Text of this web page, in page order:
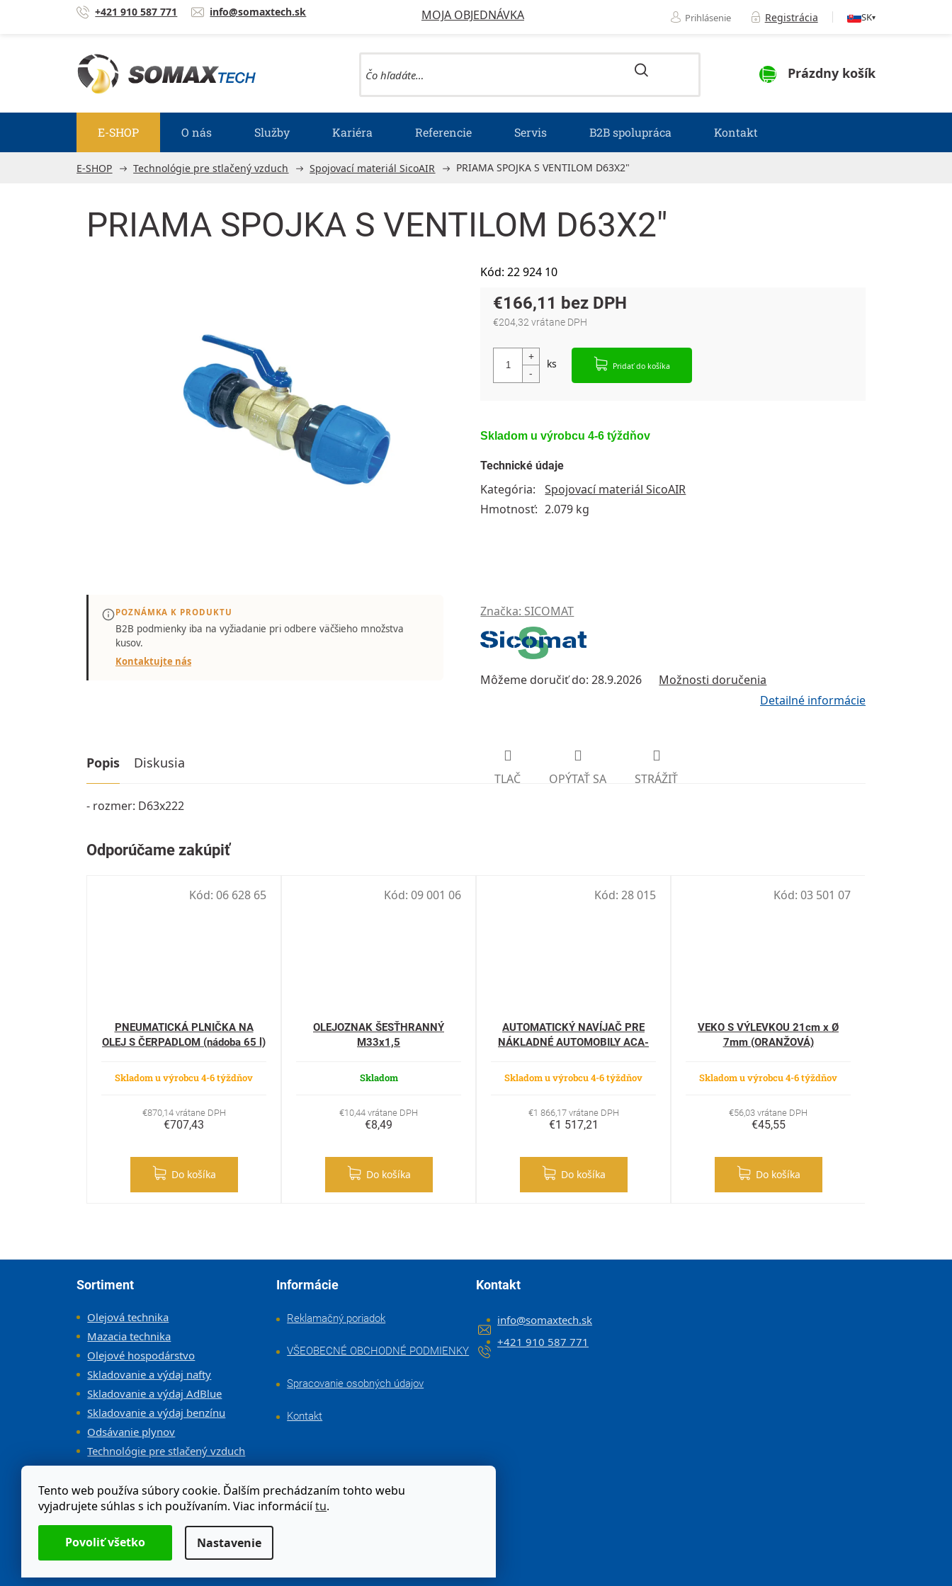
Tento web používa súbory cookie. Ďalším prechádzaním tohto webu
vyjadrujete súhlas s ich používaním. Viac informáciítu.
Nastavenie
Prejsť na obsah +421 910 587 771 info@somaxtech.sk MOJA OBJEDNÁVKA Prihlásenie Registrácia SK▾
NÁKUPNÝ KOŠÍK
Prázdny košík
E-SHOP O nás Služby Kariéra Referencie Servis B2B spolupráca Kontakt
E-SHOP Technológie pre stlačený vzduch Spojovací materiál SicoAIR PRIAMA SPOJKA S VENTILOM D63X2"
PRIAMA SPOJKA S VENTILOM D63X2"
POZNÁMKA K PRODUKTU
B2B podmienky iba na vyžiadanie pri odbere väčšieho množstva
kusov.
Kontaktujte nás
Skladom u výrobcu 4-6 týždňov
Značka: SICOMAT
Môžeme doručiť do: 28.9.2026 Možnosti doručenia
€166,11
€204,32 vrátane DPH
Pridať do košíka
Detailné informácie
TLAČ OPÝTAŤ SA STRÁŽIŤ
Kód: 22 924 10
Technické údaje
Kategória:
Spojovací materiál SicoAIR
Hmotnosť: 2.079 kg
Popis Diskusia
- rozmer: D63x222
PNEUMATICKÁ PLNIČKA NA
OLEJ S ČERPADLOM (nádoba 65 l)
Skladom u výrobcu 4-6 týždňov
€870,14 vrátane DPH
€707,43
Do košíka
Kód: 06 628 65
OLEJOZNAK ŠESŤHRANNÝ
M33x1,5
Skladom
€10,44 vrátane DPH
€8,49
Do košíka
Kód: 09 001 06
AUTOMATICKÝ NAVÍJAČ PRE
NÁKLADNÉ AUTOMOBILY ACA-
Skladom u výrobcu 4-6 týždňov
€1 866,17 vrátane DPH
€1 517,21
Do košíka
Kód: 28 015
VEKO S VÝLEVKOU 21cm x Ø
7mm (ORANŽOVÁ)
Skladom u výrobcu 4-6 týždňov
€56,03 vrátane DPH
€45,55
Do košíka
Kód: 03 501 07
Sortiment
Olejová technika
Mazacia technika
Olejové hospodárstvo
Skladovanie a výdaj nafty
Skladovanie a výdaj AdBlue
Skladovanie a výdaj benzínu
Odsávanie plynov
Technológie pre stlačený vzduch
Vybavenie dielne a servisov
Informácie
Reklamačný poriadok
VŠEOBECNÉ OBCHODNÉ PODMIENKY
Spracovanie osobných údajov
Kontakt
Kontakt
info@somaxtech.sk
+421 910 587 771
Odstúpenie od zmluvy
Moja objednávka